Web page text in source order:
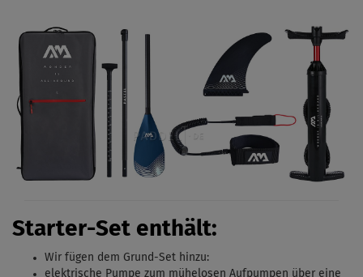
Starter-Set enthält:
Wir fügen dem Grund-Set hinzu:
elektrische Pumpe zum mühelosen Aufpumpen über eine